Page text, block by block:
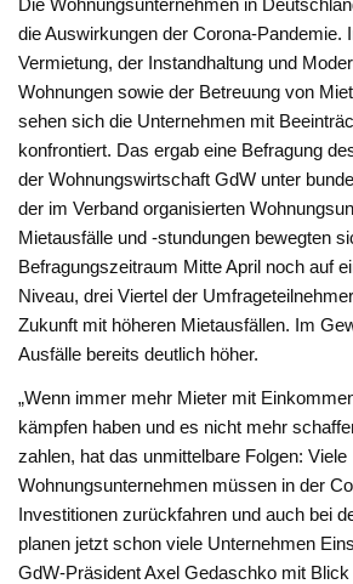
Die Wohnungsunternehmen in
die Auswirkungen der Corona-Pandemie.
Vermietung, der Instandhaltung und
Wohnungen sowie der Betreuung von
sehen sich die Unternehmen mit
konfrontiert. Das ergab eine Befragung
der Wohnungswirtschaft GdW unter
der im Verband organisierten
Mietausfälle und -stundungen bewegten
Befragungszeitraum Mitte April noch auf
Niveau, drei Viertel der
Zukunft mit höheren Mietausfällen. Im
Ausfälle bereits deutlich höher.
„Wenn immer mehr Mieter mit
kämpfen haben und es nicht mehr
zahlen, hat das unmittelbare Folgen: Viele
Wohnungsunternehmen müssen in der
Investitionen zurückfahren und auch bei
planen jetzt schon viele Unternehmen
GdW-Präsident Axel Gedaschko mit